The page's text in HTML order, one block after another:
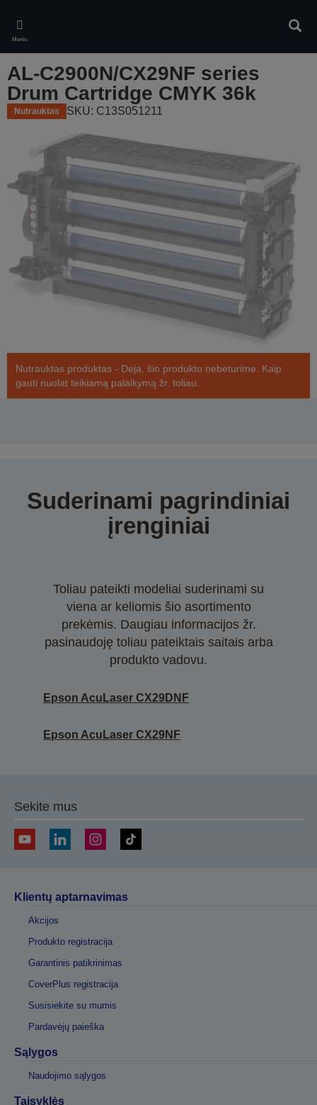
main
content
Meniu
AL-C2900N/CX29NF series
Drum Cartridge CMYK 36k
Nutrauktas SKU: C13S051211
Nutrauktas produktas - Deja, šio produkto nebeturime. Kaip
gauti nuolat teikiamą palaikymą žr. toliau.
Suderinami pagrindiniai
įrenginiai
Toliau pateikti modeliai suderinami su
viena ar keliomis šio asortimento
prekėmis. Daugiau informacijos žr.
pasinaudoję toliau pateiktais saitais arba
produkto vadovu.
Epson AcuLaser CX29DNF
Epson AcuLaser CX29NF
Sekite mus
Klientų aptarnavimas
Akcijos
Produkto registracija
Garantinis patikrinimas
CoverPlus registracija
Susisiekite su mumis
Pardavėjų paieška
Sąlygos
Naudojimo sąlygos
Taisyklės